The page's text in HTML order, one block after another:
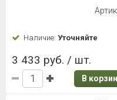
Наличие: Уточняйте
3 433 руб. / шт.
В